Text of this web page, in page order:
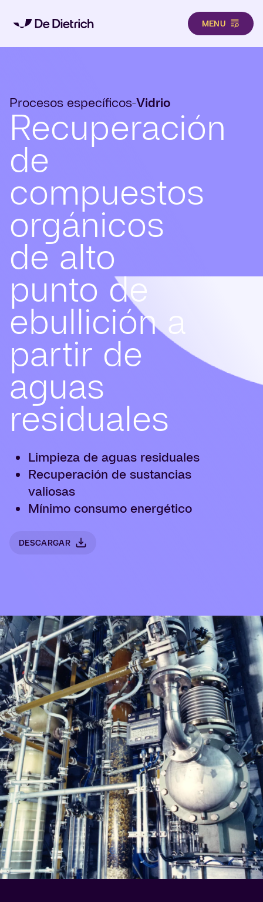
MENU
Procesos específicos-Vidrio
Recuperación
de
compuestos
orgánicos
de alto
punto de
ebullición a
partir de
aguas
residuales
Limpieza de aguas residuales
Recuperación de sustancias
valiosas
Mínimo consumo energético
DESCARGAR